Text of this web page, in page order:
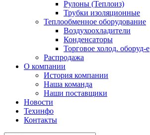
Рулоны (Теплоиз)
Трубки изоляционные
Теплообменное оборудование
Воздухоохладители
Конденсаторы
Торговое холод. оборуд-е
Распродажа
О компании
История компании
Наша команда
Наши поставщики
Новости
Техинфо
Контакты